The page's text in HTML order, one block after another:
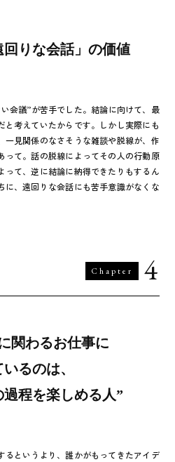
りな会話」の価値
会議”が苦手でした。結論に向けて、最
と考えていたからです。しかし実際にも
一見関係のなさそうな雑談や脱線が、作
って。話の脱線によってその人の行動原
って、逆に結論に納得できたりもするん
に、遠回りな会話にも苦手意識がなくな
Chapter 4
関わるお仕事に
るのは、
程を楽しめる人”
るというより、誰かがもってきたアイデ